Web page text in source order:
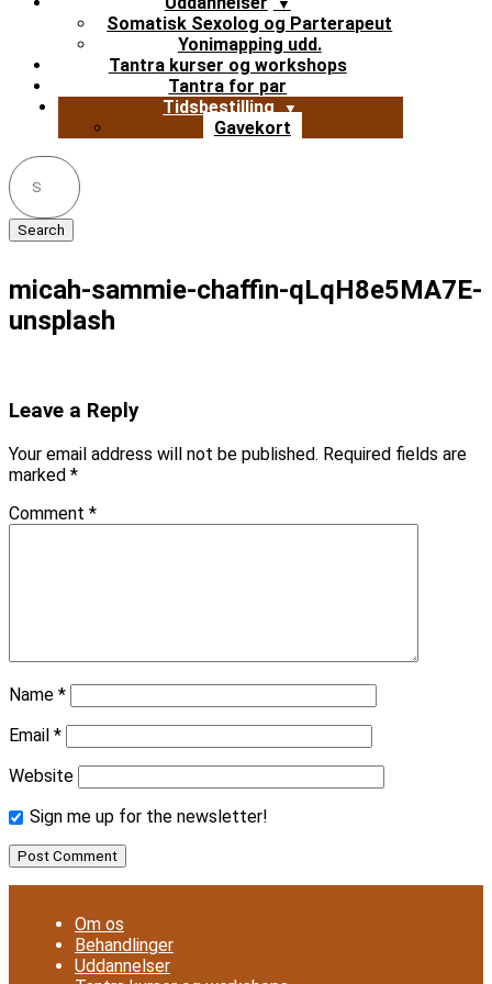
Somatisk Sexolog og Parterapeut
Yonimapping udd.
Tantra kurser og workshops
Tantra for par
Tidsbestilling
Gavekort
Search
for:
micah-sammie-chaffin-qLqH8e5MA7E-
unsplash
Leave a Reply
Your email address will not be published. Required fields are
marked *
Comment *
Name *
Email *
Website
Sign me up for the newsletter!
Om os
Behandlinger
Uddannelser